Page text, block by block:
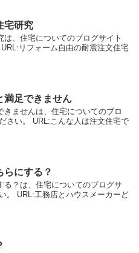
宅研究
は、住宅についてのブログサイト
リフォーム自由の耐震注文住宅
満足できません
きませんは、住宅についてのブロ
さい。 URL:こんな人は注文住宅で
らにする？
？は、住宅についてのブログサ
。 URL:工務店とハウスメーカーど